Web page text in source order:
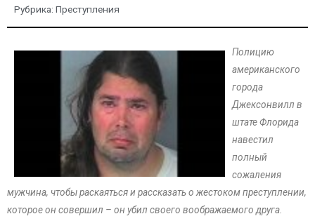
Рубрика: Преступления
Полицию
американского
города
Джексонвилл в
штате Флорида
навестил
полный
сожаления
мужчина, чтобы раскаяться и рассказать о жестоком преступлении,
которое он совершил – он убил своего воображаемого друга.